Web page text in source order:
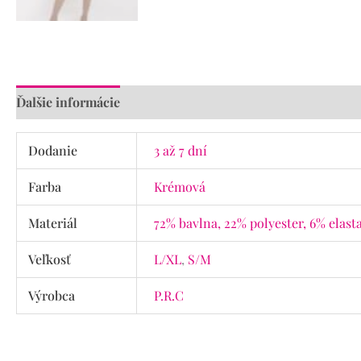
Ďalšie informácie
Dodanie 3 až 7 dní
Farba Krémová
Materiál 72% bavlna, 22% polyester, 6%
Veľkosť L/XL, S/M
Výrobca P.R.C